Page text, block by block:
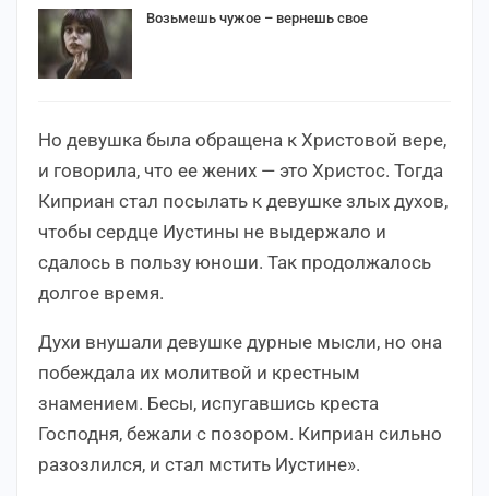
Возьмешь чужое – вернешь свое
Но девушка была обращена к Христовой вере,
и говорила, что ее жених — это Христос. Тогда
Киприан стал посылать к девушке злых духов,
чтобы сердце Иустины не выдержало и
сдалось в пользу юноши. Так продолжалось
долгое время.
Духи внушали девушке дурные мысли, но она
побеждала их молитвой и крестным
знамением. Бесы, испугавшись креста
Господня, бежали с позором. Киприан сильно
разозлился, и стал мстить Иустине».